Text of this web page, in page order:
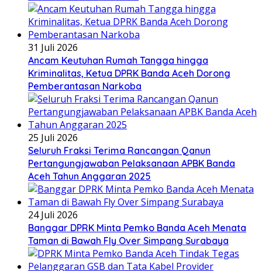
31 Juli 2026
Ancam Keutuhan Rumah Tangga hingga
Kriminalitas, Ketua DPRK Banda Aceh Dorong
Pemberantasan Narkoba
25 Juli 2026
Seluruh Fraksi Terima Rancangan Qanun
Pertangungjawaban Pelaksanaan APBK Banda
Aceh Tahun Anggaran 2025
24 Juli 2026
Banggar DPRK Minta Pemko Banda Aceh Menata
Taman di Bawah Fly Over Simpang Surabaya